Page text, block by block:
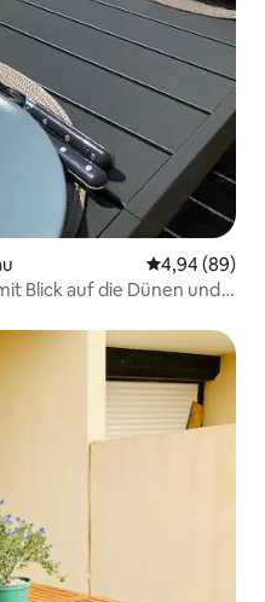
4,94 (89)
Blick auf die Dünen und